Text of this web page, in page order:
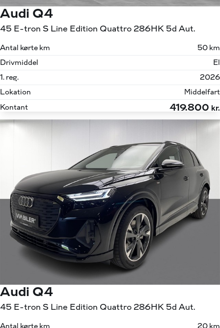
Audi Q4
45 E-tron S Line Edition Quattro 286HK 5d Aut.
Antal kørte km
50 km
Drivmiddel
El
1. reg.
2026
Lokation
Middelfart
Kontant
419.800 kr.
Audi Q4
45 E-tron S Line Edition Quattro 286HK 5d Aut.
Antal kørte km
20 km